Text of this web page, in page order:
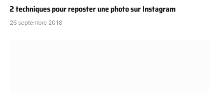
2 techniques pour reposter une photo sur Instagram
26 septembre 2018